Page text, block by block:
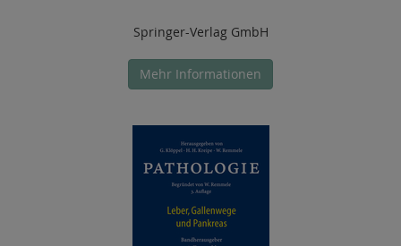
Springer-Verlag GmbH
Mehr Informationen